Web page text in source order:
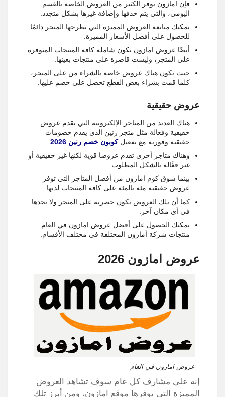
فإن امازون يوفر الكثير من العروض الخاصة بالقسم
اليومي، والتي يتم حذفها وإضافة غيرها بشكل متجدد.
يمكنك متابعة العروض المميزة التي يطرحها المتجر دائمًا
للحصول على أفضل الأسعار المميزة.
أيضًا عروض امازون تكون شاملة كافة المنتجات المتوفرة
على المتجر، وليست قاصرة على منتجات بعينها.
حيث تكون هناك عروض خاصة بالشراء من على المتجر،
كلما قمت بشراء بعض القطع تحصل على خصم عليها.
عروض حقيقية
هناك العديد من المتاجر الإلكترونية التي تقدم عروض
حقيقية وفعالة مثل متجر رنين الذى يقدم خصومات
حقيقية وفورية مع تفعيلكوبون خصم رنين 2026
وهناك متاجر أخري تقدم عروضا قوية لكنها غير حقيقية أو
غير فعَّالة بالشكل المطلوب.
بينما سوق كوم امازون من أفضل المتاجر التي توفر
عروض حقيقية مئة بالمئة على كافة المنتجات لديها.
كما أن تلك العروض تكون حصرية على المتجر ولا تجدها
في أي مكان آخر.
يمكنك الحصول على أفضل عروض امازون في العام
منتجات شركة أمازون المختلفة في مختلف الأقسام.
عروض امازون 2026
عروض امازون في العام
إنه على مشارف كل عام سوف تشاهد العروض
المميزة التي يوفرها موقع امازون، ومن أبرز تلك